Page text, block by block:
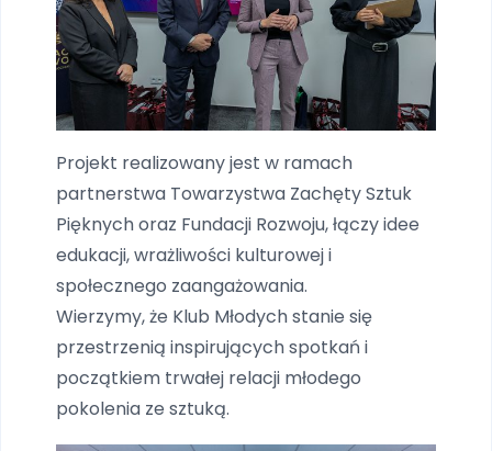
Projekt realizowany jest w ramach
partnerstwa Towarzystwa Zachęty Sztuk
Pięknych oraz Fundacji Rozwoju, łączy idee
edukacji, wrażliwości kulturowej i
społecznego zaangażowania.
Wierzymy, że Klub Młodych stanie się
przestrzenią inspirujących spotkań i
początkiem trwałej relacji młodego
pokolenia ze sztuką.